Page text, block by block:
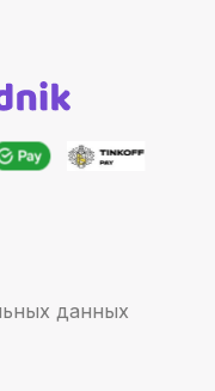
данных